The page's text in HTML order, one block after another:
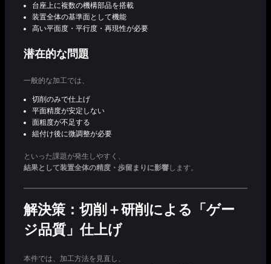
台座上に複数の機構部品を搭載
装置全体の基準面として機能
高い平面度・平行度・再現性が必要
潜在的な問題
一般的な加工では、
切削のみで仕上げ
平面精度が安定しない
面粗度が不足する
組付け後に微調整が必要
といった課題が発生しやすく、
結果として装置全体の精度・歩留まりに影響します。
解決策：切削＋研削による「ゲー
ジ品質」仕上げ
本件では、加工方法を見直し、